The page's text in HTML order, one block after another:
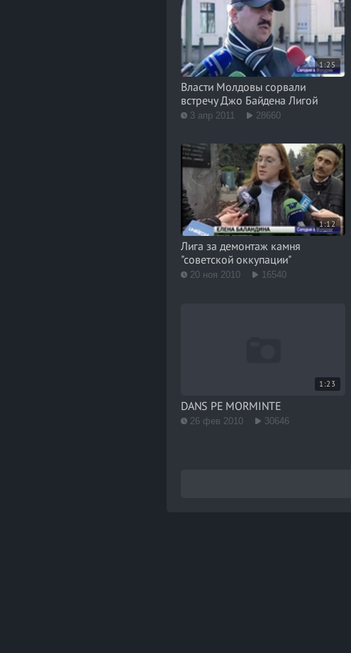
1:25
Власти Молдовы сорвали
встречу Джо Байдена Лигой
3 апр 2011 28660
1:12
Лига за демонтаж камня
"советской оккупации"
20 ноя 2010 16540
1:23
DANS PE MORMINTE
26 фев 2010 30646